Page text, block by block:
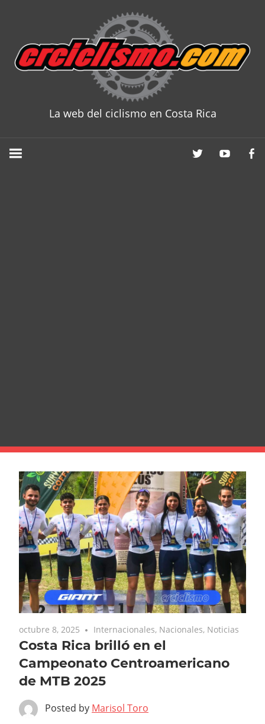
content
La web del ciclismo en Costa Rica
octubre 8, 2025 Internacionales, Nacionales, Noticias
Costa Rica brilló en el
Campeonato Centroamericano
de MTB 2025
Posted by Marisol Toro